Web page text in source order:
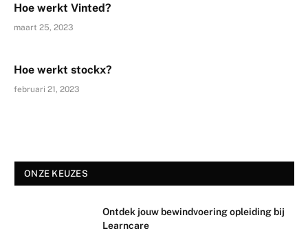
Hoe werkt Vinted?
maart 25, 2023
Hoe werkt stockx?
februari 21, 2023
ONZE KEUZES
Ontdek jouw bewindvoering opleiding bij
Learncare